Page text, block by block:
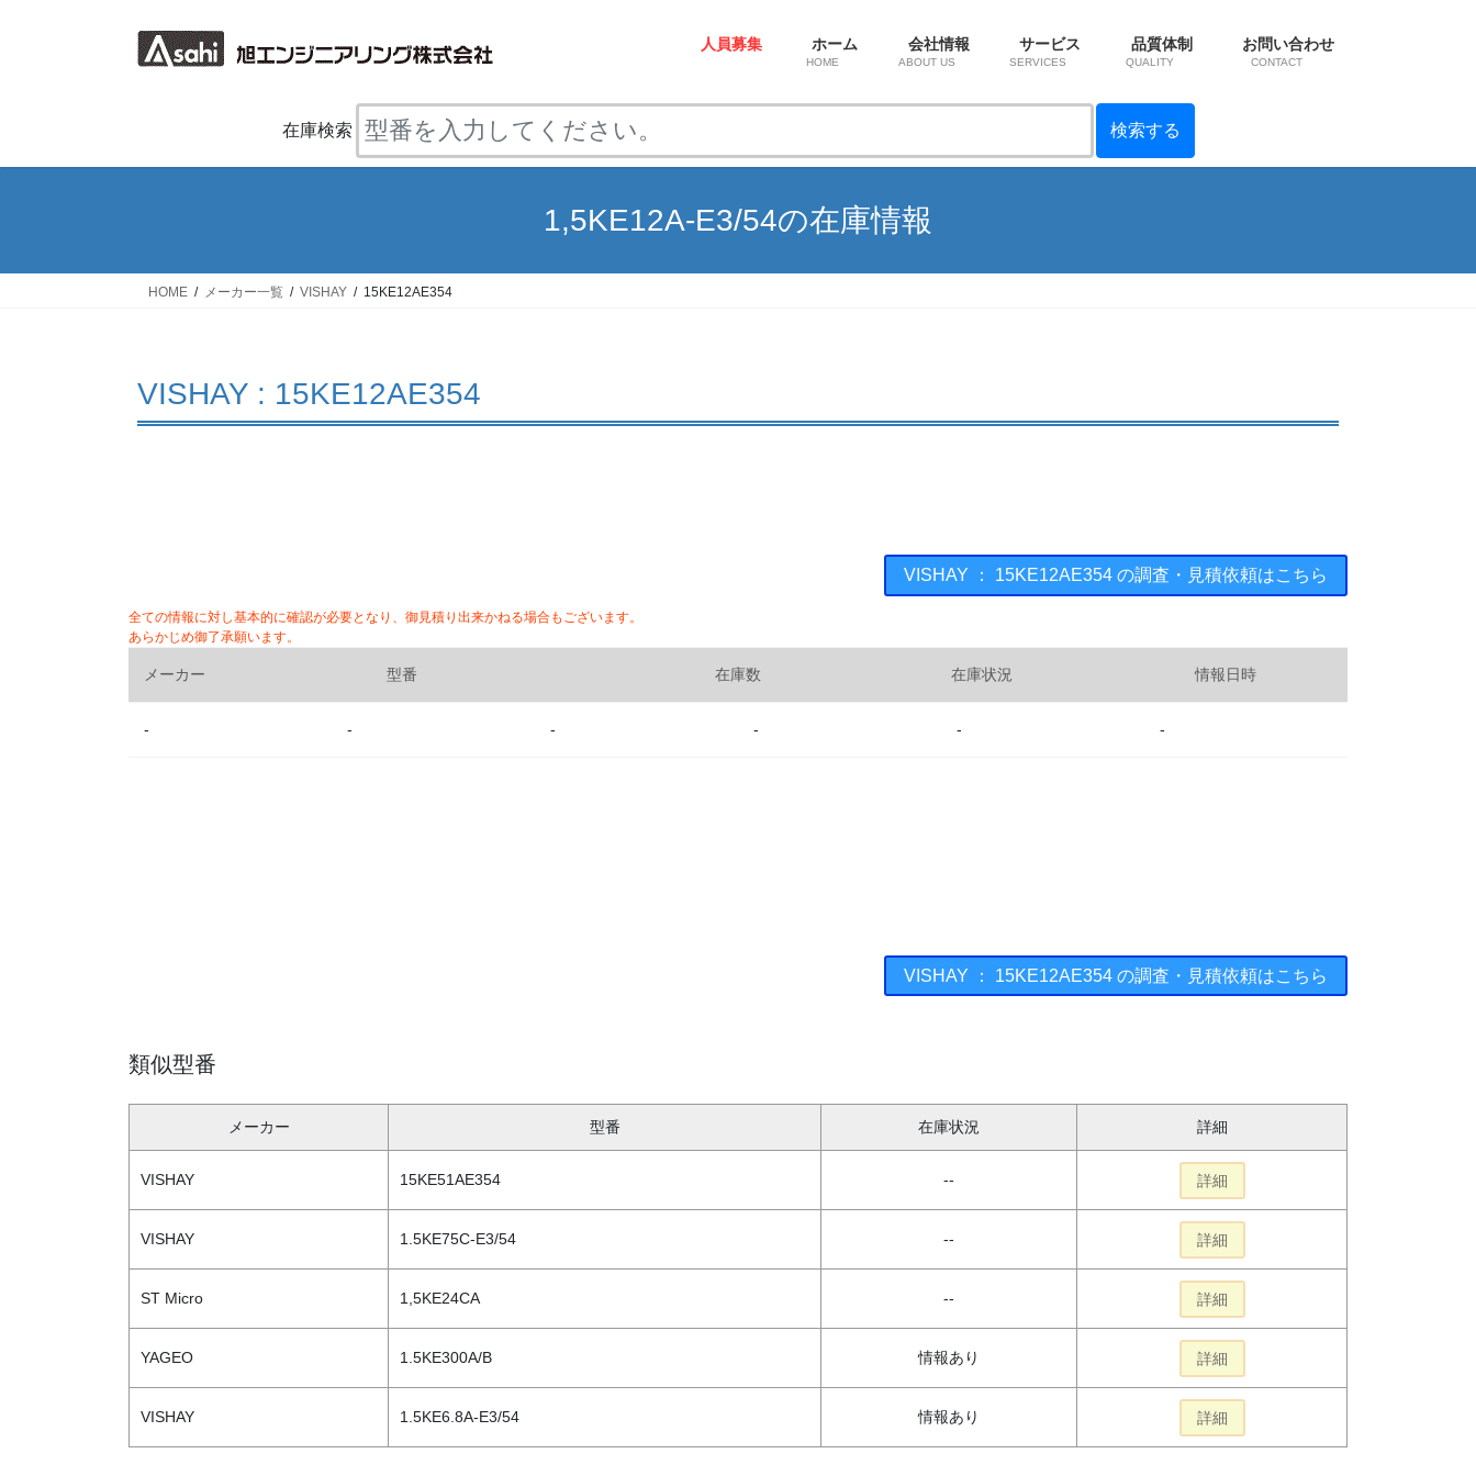
ス
ン
人員募集 ホーム
HOME
会社情報
ABOUT US
サービス
SERVICES
品質体制
QUALITY
お問い合わせ
CONTACT
在庫検索
1,5KE12A-E3/54の在庫情報
HOME メーカー一覧 VISHAY 15KE12AE354
VISHAY : 15KE12AE354
VISHAY ： 15KE12AE354 の調査・見積依頼はこちら
全ての情報に対し基本的に確認が必要となり、御見積り出来かねる場合もございます。
あらかじめ御了承願います。
メーカー 型番 在庫数 在庫状況 情報日時
- - - - - -
VISHAY ： 15KE12AE354 の調査・見積依頼はこちら
類似型番
メーカー 型番 在庫状況 詳細
VISHAY 15KE51AE354 -- 詳細
VISHAY 1.5KE75C-E3/54 -- 詳細
ST Micro 1,5KE24CA -- 詳細
YAGEO 1.5KE300A/B 情報あり 詳細
VISHAY 1.5KE6.8A-E3/54 情報あり 詳細